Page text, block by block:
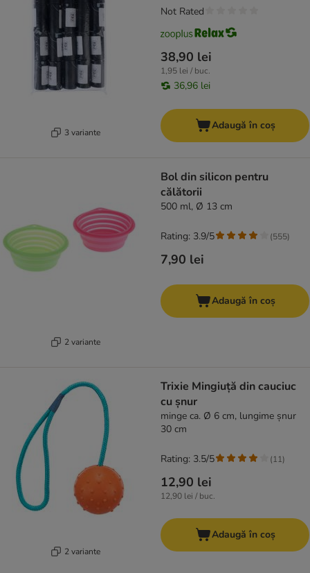
3 variante
38,90 lei
1,95 lei / buc.
36,96 lei
Not Rated
Adaugă în coș
2 variante
Bol din silicon pentru
călătorii
500 ml, Ø 13 cm
7,90 lei
Rating: 3.9/5 (555)
Adaugă în coș
2 variante
Trixie Mingiuță din cauciuc
cu șnur
minge ca. Ø 6 cm, lungime șnur
30 cm
12,90 lei
12,90 lei / buc.
Rating: 3.5/5 (11)
Adaugă în coș